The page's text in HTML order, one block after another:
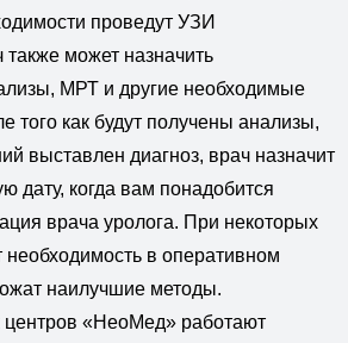
проведут УЗИ
может назначить
МРТ и другие необходимые
того как будут получены анализы,
выставлен диагноз, врач назначит
дату, когда вам понадобится
врача уролога. При некоторых
необходимость в оперативном
наилучшие методы.
центров «НеоМед» работают